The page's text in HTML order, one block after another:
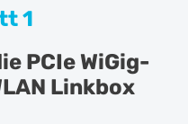
1
PCIe WiGig-
Linkbox